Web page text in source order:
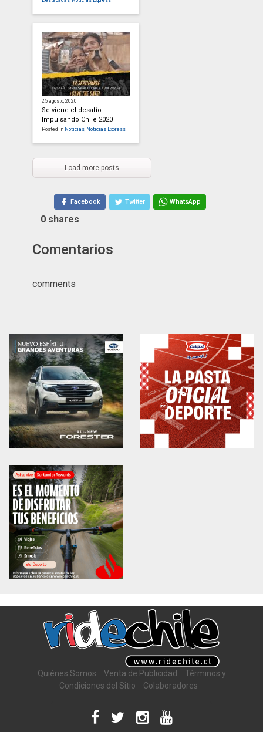
25 agosto, 2020
Se viene el desafío
Impulsando Chile 2020
Posted in Noticias, Noticias Express
Load more posts
Facebook Twitter WhatsApp
0 shares
Comentarios
comments
Quiénes Somos Venta de Publicidad
Términos y
Condiciones del Sitio
Colaboradores